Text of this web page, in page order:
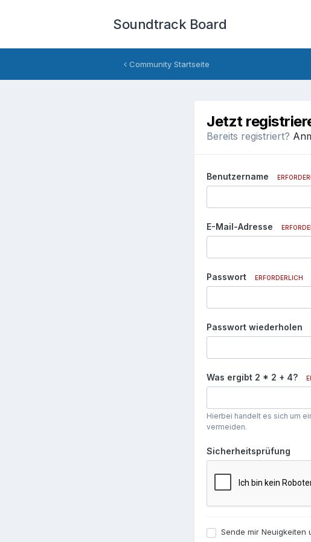
Soundtrack Board
Community Startseite
Jetzt
Bereits registriert?
Benutzername
E-Mail-Adresse
Passwort ERFORDERLICH
Passwort wiederholen
Was ergibt 2 * 2 + 4?
Hierbei handelt es sich um
vermeiden.
Sicherheitsprüfung
Sende mir Neuigkeiten